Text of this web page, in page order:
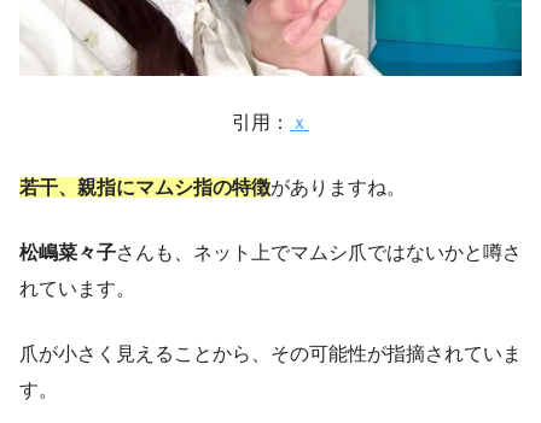
引用： ｘ
若干、親指にマムシ指の特徴がありますね。
松嶋菜々子さんも、ネット上でマムシ爪ではないかと噂さ
れています。
爪が小さく見えることから、その可能性が指摘されていま
す。